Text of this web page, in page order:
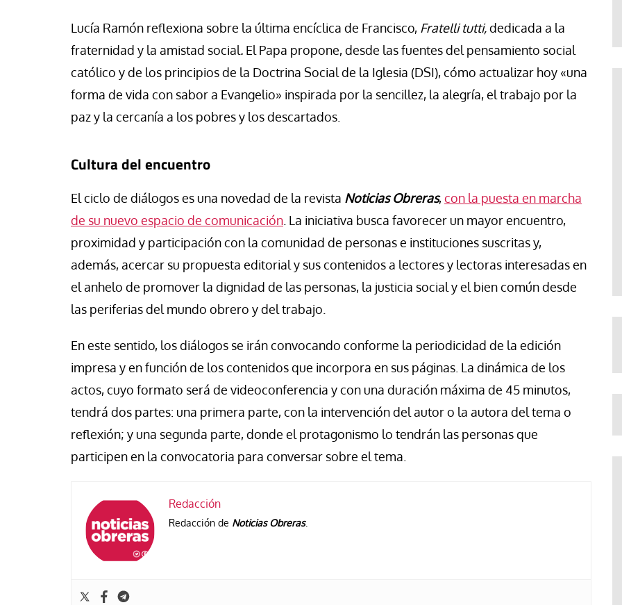
Lucía Ramón reflexiona sobre la última encíclica de Francisco, Fratelli tutti,dedicada a la
fraternidad y la amistad social. El Papa propone, desde las fuentes del pensamiento social
católico y de los principios de la Doctrina Social de la Iglesia (DSI), cómo actualizar hoy «una
forma de vida con sabor a Evangelio» inspirada por la sencillez, la alegría, el trabajo por la
paz y la cercanía a los pobres y los descartados.
Cultura del encuentro
El ciclo de diálogos es una novedad de la revista Noticias Obreras,con la puesta en marcha
de su nuevo espacio de comunicación . La iniciativa busca favorecer un mayor encuentro,
proximidad y participación con la comunidad de personas e instituciones suscritas y,
además, acercar su propuesta editorial y sus contenidos a lectores y lectoras interesadas en
el anhelo de promover la dignidad de las personas, la justicia social y el bien común desde
las periferias del mundo obrero y del trabajo.
En este sentido, los diálogos se irán convocando conforme la periodicidad de la edición
impresa y en función de los contenidos que incorpora en sus páginas. La dinámica de los
actos, cuyo formato será de videoconferencia y con una duración máxima de 45 minutos,
tendrá dos partes: una primera parte, con la intervención del autor o la autora del tema o
reflexión; y una segunda parte, donde el protagonismo lo tendrán las personas que
participen en la convocatoria para conversar sobre el tema.
Redacción
Redacción de Noticias Obreras.